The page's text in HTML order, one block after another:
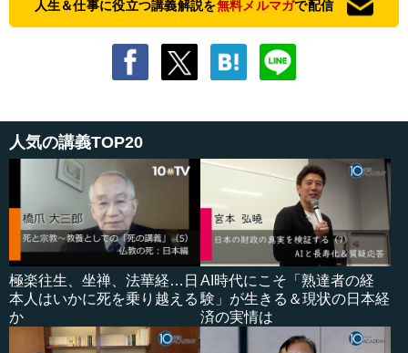
人生＆仕事に役立つ講義解説を無料メルマガで配信
人気の講義TOP20
極楽往生、坐禅、法華経…日
本人はいかに死を乗り越える
か
AI時代にこそ「熟達者の経
験」が生きる＆現状の日本経
済の実情は